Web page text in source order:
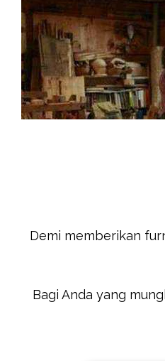
Demi memberikan
Bagi Anda yang